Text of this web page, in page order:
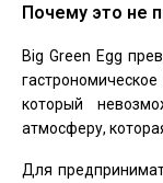
Почему это не
Big Green Egg
который
атмосферу,
Для